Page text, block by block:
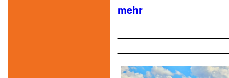
mehr